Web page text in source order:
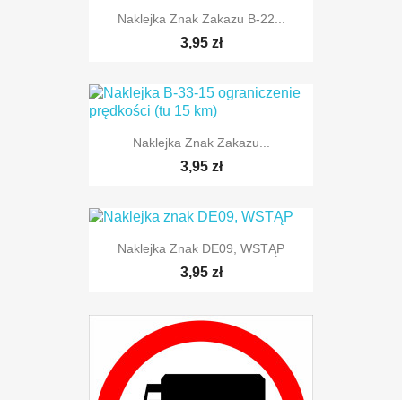
TYLKO ONLINE
Naklejka Znak Zakazu B-22...
3,95 zł
TYLKO ONLINE
Naklejka Znak Zakazu...
3,95 zł
Naklejka Znak DE09, WSTĄP
3,95 zł